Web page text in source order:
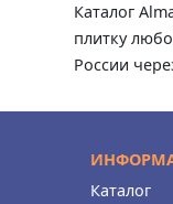
Каталог
плитку
России
Каталог